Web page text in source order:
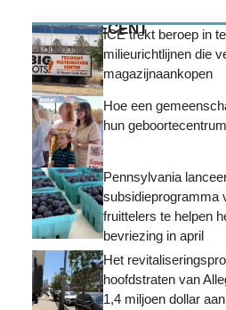
MEEST RECENTICE trekt beroep in
milieurichtlijnen die
magazijnaankopen
Hoe een
hun
Pennsylvania
subsidieprogramma
fruittelers te helpen
bevriezing in april
Het
hoofdstraten van
1,4 miljoen dollar